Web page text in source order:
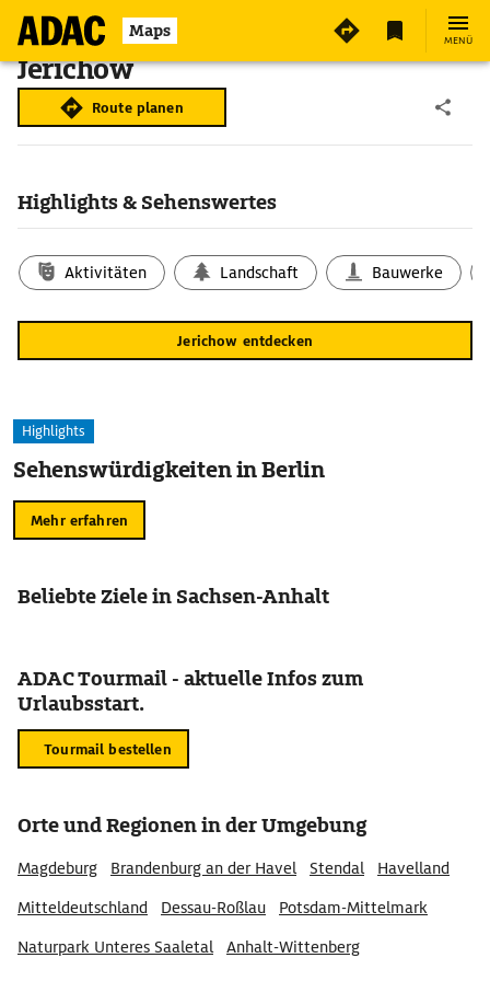
Maps MENÜ
Jerichow
Route planen
Highlights & Sehenswertes
Aktivitäten Landschaft Bauwerke
Jerichow entdecken
Highlights
Sehenswürdigkeiten in Berlin
Mehr erfahren
Beliebte Ziele in Sachsen-Anhalt
ADAC Tourmail - aktuelle Infos zum
Urlaubsstart.
Tourmail bestellen
Orte und Regionen in der Umgebung
Magdeburg Brandenburg an der Havel Stendal
Havelland
Mitteldeutschland
Dessau-Roßlau
Potsdam-Mittelmark
Naturpark Unteres Saaletal
Anhalt-Wittenberg